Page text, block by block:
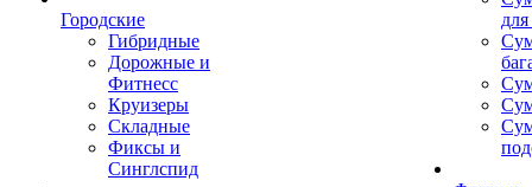
Городские
Гибридные
Дорожные и
Фитнесс
Круизеры
Складные
Фиксы и
Синглспид